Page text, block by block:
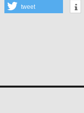
tweet